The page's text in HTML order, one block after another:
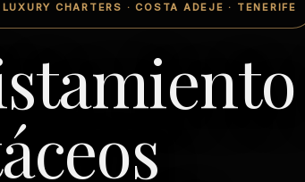
CHARTERS · COSTA ADEJE · TENERIFE